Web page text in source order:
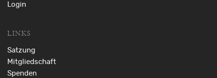
Login
LINKS
Satzung
Mitgliedschaft
Spenden